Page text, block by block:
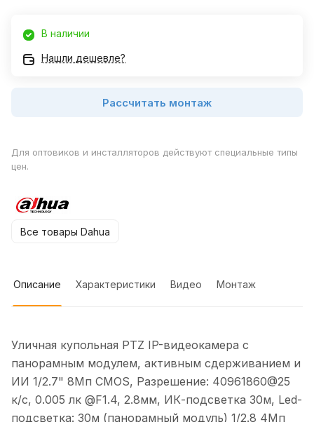
В наличии
Нашли дешевле?
Рассчитать монтаж
Для оптовиков и инсталляторов действуют специальные типы
цен.
Все товары Dahua
Описание Характеристики Видео Монтаж
Уличная купольная PTZ IP-видеокамера с
панорамным модулем, активным сдерживанием и
ИИ 1/2.7" 8Мп CMOS, Разрешение: 40961860@25
к/с, 0.005 лк @F1.4, 2.8мм, ИК-подсветка 30м, Led-
подсветка: 30м (панорамный модуль) 1/2.8 4Мп